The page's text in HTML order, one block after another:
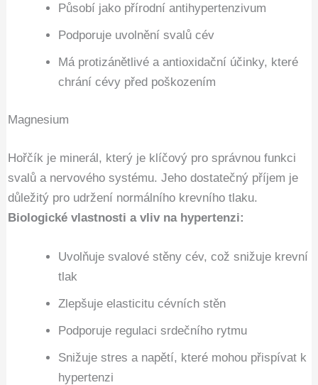
Působí jako přírodní antihypertenzivum
Podporuje uvolnění svalů cév
Má protizánětlivé a antioxidační účinky, které
chrání cévy před poškozením
Magnesium
Hořčík je minerál, který je klíčový pro správnou funkci
svalů a nervového systému. Jeho dostatečný příjem je
důležitý pro udržení normálního krevního tlaku.
Biologické vlastnosti a vliv na hypertenzi:
Uvolňuje svalové stěny cév, což snižuje krevní
tlak
Zlepšuje elasticitu cévních stěn
Podporuje regulaci srdečního rytmu
Snižuje stres a napětí, které mohou přispívat k
hypertenzi